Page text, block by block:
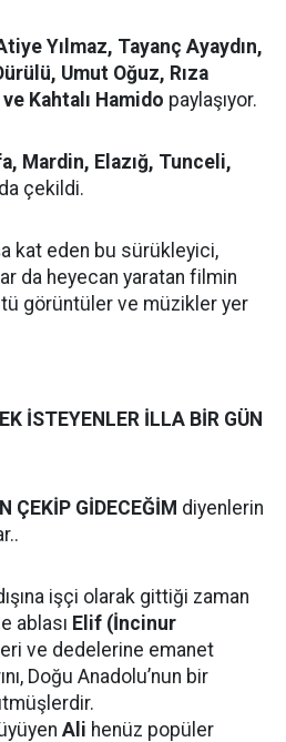
Yılmaz, Tayanç Ayaydın,
Umut Oğuz, Rıza
Kahtalı Hamido paylaşıyor.
Mardin, Elazığ, Tunceli,
çekildi.
kat eden bu sürükleyici,
da heyecan yaratan filmin
görüntüler ve müzikler yer
İSTEYENLER İLLA BİR GÜN
ÇEKİP GİDECEĞİM diyenlerin
işçi olarak gittiği zaman
ablası Elif (İncinur
ve dedelerine emanet
Doğu Anadolu’nun bir
Ali henüz popüler